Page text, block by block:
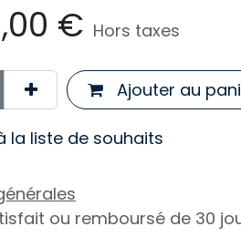
€ Hors taxes
Ajouter au
la liste de souhaits
ou remboursé de 30